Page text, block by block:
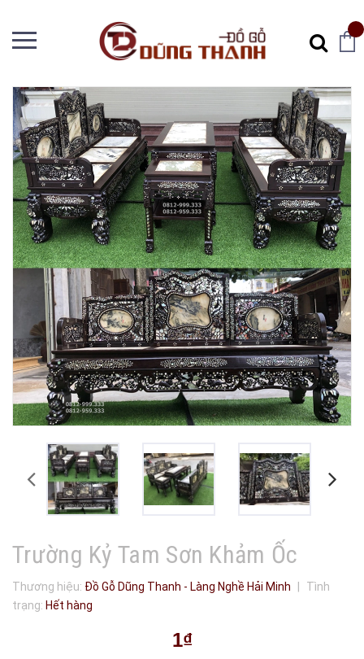
Trường Kỷ Tam Sơn Khảm Ốc
Thương hiệu: Đồ Gỗ Dũng Thanh - Làng Nghề Hải Minh
Tình
trạng: Hết hàng
1₫